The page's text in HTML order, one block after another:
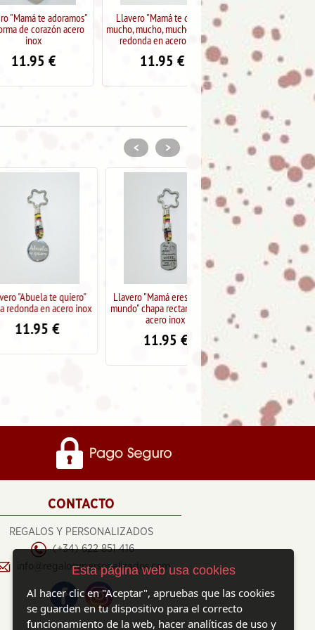
adoramos"
acero
€
Llavero "Mamá te quiero
mucho, mucho, mucho" chapa
redonda en acero inox
€
Llavero "Mamá eres genial"
chapa redonda en acero inox
11.95
te quiero"
acero inox
€
Llavero "Mamá eres nuestro
mundo" chapa rectangular en
€
Llavero "Mamá te quiero
hasta la luna ida y vuelta"
chapa redonda en acero inox
11.95 €
< >
CONTACTO
REGALOS Y PERSONALIZADOS
(+34) 622 851 416
info@regalosypersonalizados.com
Esta página web usa cookies
Al hacer clic en "Aceptar", apruebas que las cookies
se guarden en tu dispositivo para el correcto
funcionamiento de la web, hacer analíticas de uso y